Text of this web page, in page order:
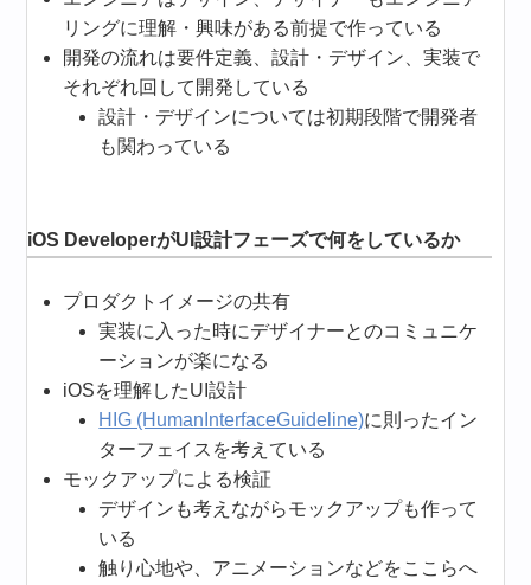
リングに理解・興味がある前提で作っている
開発の流れは要件定義、設計・デザイン、実装で
それぞれ回して開発している
設計・デザインについては初期段階で開発者
も関わっている
iOS DeveloperがUI設計フェーズで何をしているか
プロダクトイメージの共有
実装に入った時にデザイナーとのコミュニケ
ーションが楽になる
iOSを理解したUI設計
HIG (HumanInterfaceGuideline)に則ったイン
ターフェイスを考えている
モックアップによる検証
デザインも考えながらモックアップも作って
いる
触り心地や、アニメーションなどをここらへ